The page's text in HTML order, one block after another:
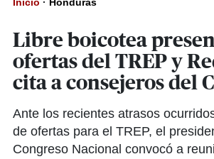
Libre boicotea
ofertas del TREP y
cita a consejeros del
Ante los recientes atrasos
de ofertas para el TREP, el
Congreso Nacional convocó a